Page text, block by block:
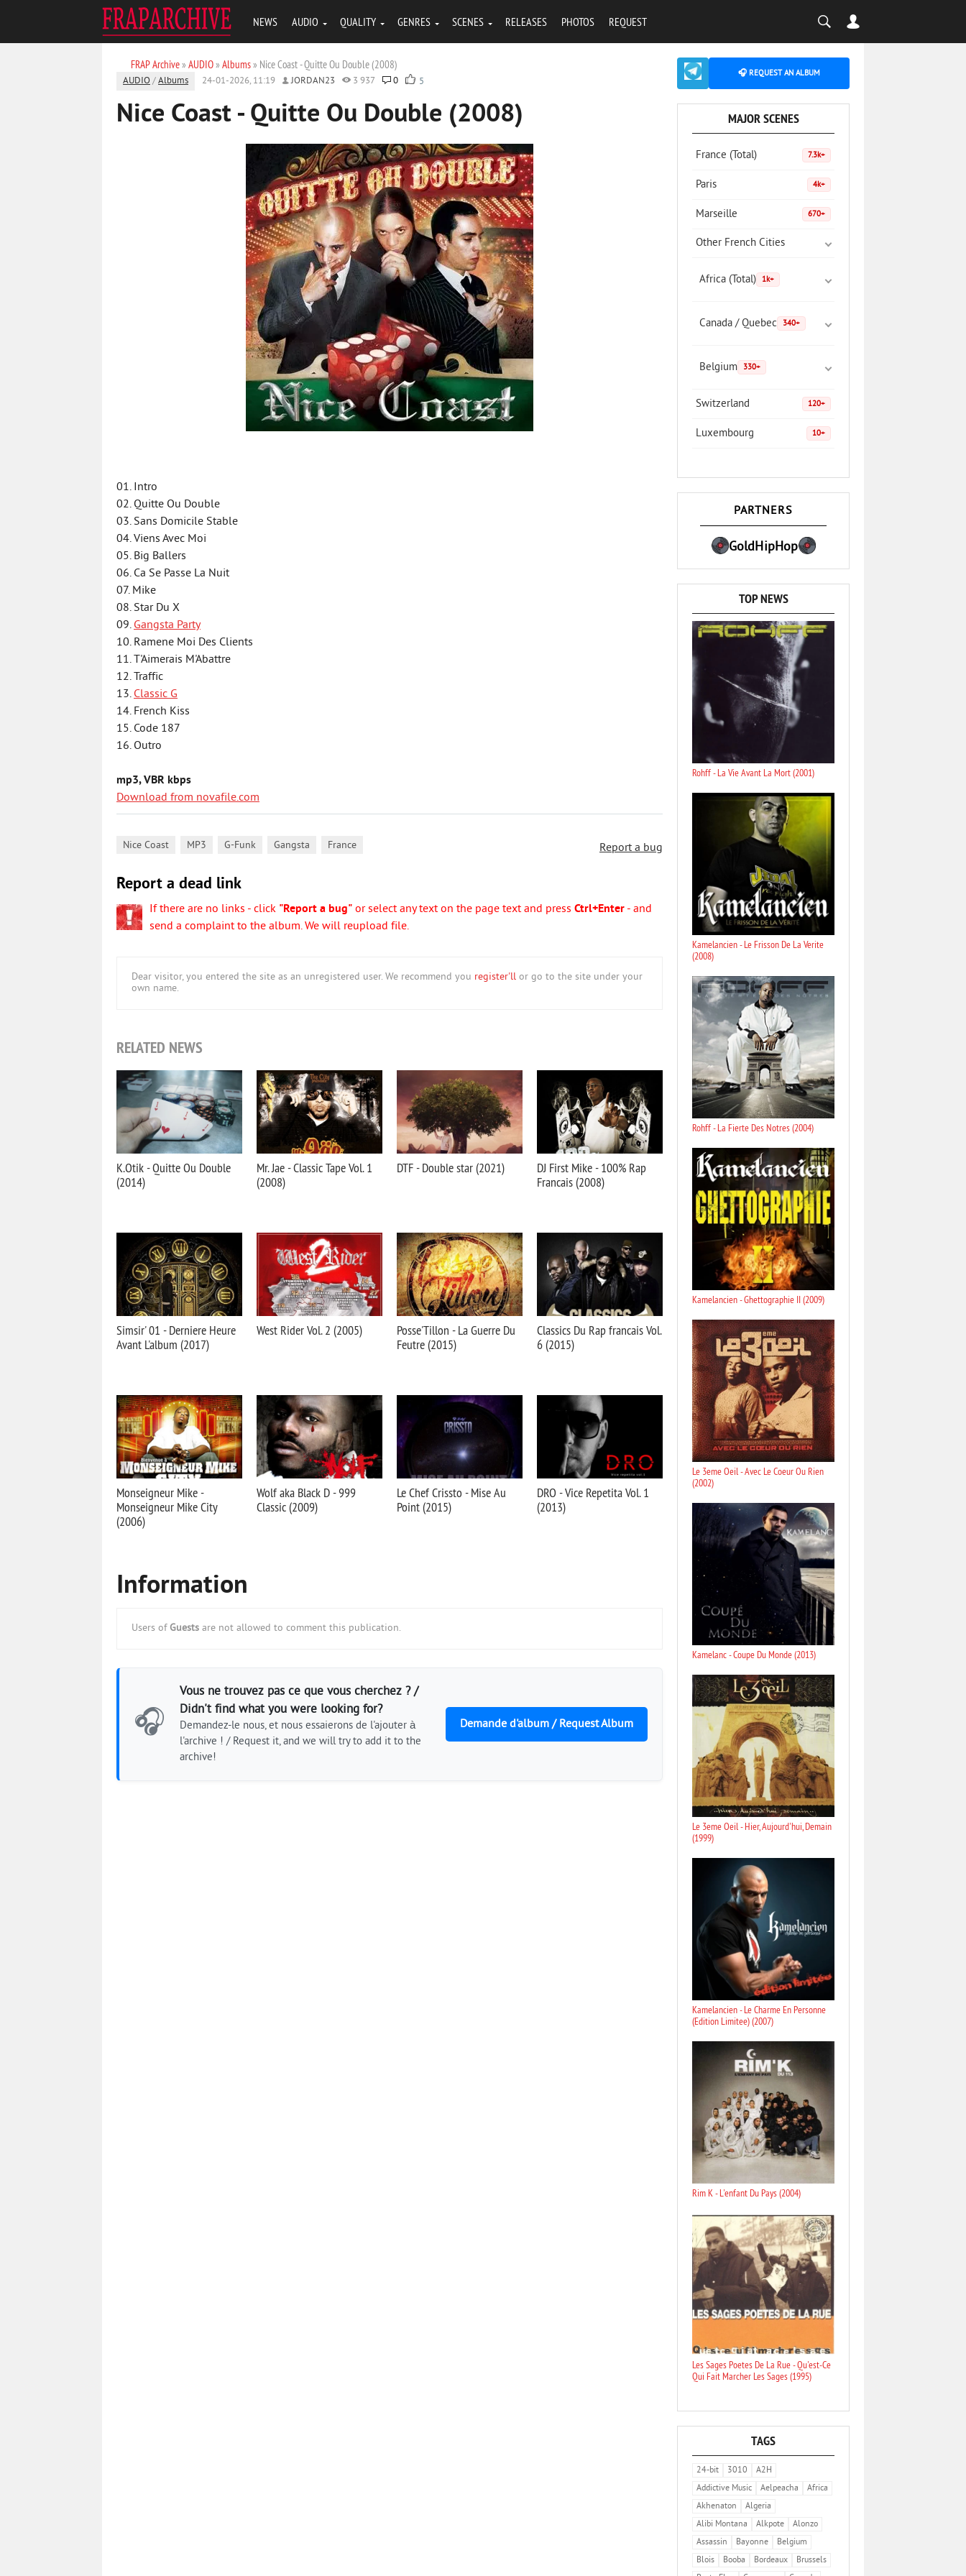
NEWS AUDIO QUALITY GENRES SCENES RELEASES PHOTOS REQUEST
FRAP Archive» AUDIO» Albums» Nice Coast - Quitte Ou Double (2008)
AUDIO /Albums 24-01-2026, 11:19 JORDAN23 3 937 0 5
Nice Coast - Quitte Ou Double (2008)
01. Intro
02. Quitte Ou Double
03. Sans Domicile Stable
04. Viens Avec Moi
05. Big Ballers
06. Ca Se Passe La Nuit
07. Mike
08. Star Du X
09.Gangsta Party
10. Ramene Moi Des Clients
11. T'Aimerais M'Abattre
12. Traffic
13.Classic G
14. French Kiss
15. Code 187
16. Outro
mp3, VBR kbps
Download from novafile.com
Report a bug
Nice Coast MP3 G-Funk Gangsta France
Report a dead link
If there are no links - click "Report a bug" or select any text on the page text and press Ctrl+Enter - and
send a complaint to the album. We will reupload file.
Dear visitor, you entered the site as an unregistered user. We recommend you register'll or go to the site under your
own name.
RELATED NEWS
K.Otik - Quitte Ou Double
(2014)
Mr. Jae - Classic Tape Vol. 1
(2008)
DTF - Double star (2021)
DJ First Mike - 100% Rap
Francais (2008)
Simsir' 01 - Derniere Heure
Avant L'album (2017)
West Rider Vol. 2 (2005)
Posse'Tillon - La Guerre Du
Feutre (2015)
Classics Du Rap francais Vol.
6 (2015)
Monseigneur Mike -
Monseigneur Mike City
(2006)
Wolf aka Black D - 999
Classic (2009)
Le Chef Crissto - Mise Au
Point (2015)
DRO - Vice Repetita Vol. 1
(2013)
Information
Users of Guests are not allowed to comment this publication.
🎧
Vous ne trouvez pas ce que vous cherchez ? /
Didn't find what you were looking for?
Demandez-le nous, et nous essaierons de l'ajouter à
l'archive ! / Request it, and we will try to add it to the
archive!
Demande d'album / Request Album
🎧 REQUEST AN ALBUM
MAJOR SCENES
France (Total) 7.3k+
Paris 4k+
Marseille 670+
Other French Cities
Africa (Total) 1k+
Canada / Quebec 340+
Belgium 330+
Switzerland 120+
Luxembourg 10+
PARTNERS
GoldHipHop
TOP NEWS
Rohff - La Vie Avant La Mort (2001)
Kamelancien - Le Frisson De La Verite
(2008)
Rohff - La Fierte Des Notres (2004)
Kamelancien - Ghettographie II (2009)
Le 3eme Oeil - Avec Le Coeur Ou Rien
(2002)
Kamelanc - Coupe Du Monde (2013)
Le 3eme Oeil - Hier, Aujourd'hui, Demain
(1999)
Kamelancien - Le Charme En Personne
(Edition Limitee) (2007)
Rim K - L'enfant Du Pays (2004)
Les Sages Poetes De La Rue - Qu'est-Ce
Qui Fait Marcher Les Sages (1995)
TAGS
24-bit 3010
A2H
Addictive Music
Aelpeacha
Africa
Akhenaton
Algeria
Alibi Montana
Alkpote
Alonzo
Assassin
Bayonne
Belgium
Blois
Booba Bordeaux
Brussels